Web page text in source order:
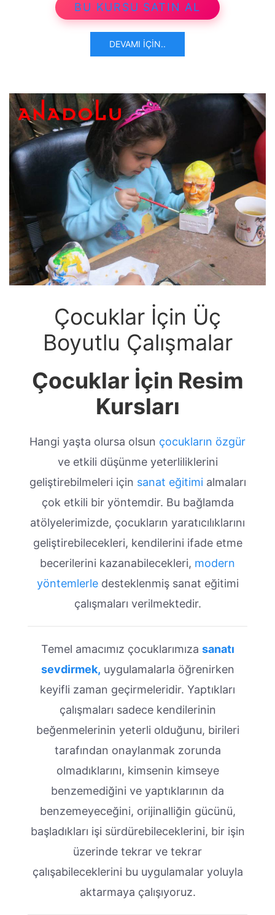
BU KURSU SATIN AL
DEVAMI İÇIN..
Çocuklar İçin Üç
Boyutlu Çalışmalar
Çocuklar İçin Resim
Kursları
Hangi yaşta olursa olsun çocukların özgür
ve etkili düşünme yeterliliklerini
geliştirebilmeleri için sanat eğitimialmaları
çok etkili bir yöntemdir. Bu bağlamda
atölyelerimizde, çocukların yaratıcılıklarını
geliştirebilecekleri, kendilerini ifade etme
becerilerini kazanabilecekleri, modern
yöntemlerledesteklenmiş sanat eğitimi
çalışmaları verilmektedir.
Temel amacımız çocuklarımıza sanatı
sevdirmek, uygulamalarla öğrenirken
keyifli zaman geçirmeleridir. Yaptıkları
çalışmaları sadece kendilerinin
beğenmelerinin yeterli olduğunu, birileri
tarafından onaylanmak zorunda
olmadıklarını, kimsenin kimseye
benzemediğini ve yaptıklarının da
benzemeyeceğini, orijinalliğin gücünü,
başladıkları işi sürdürebileceklerini, bir işin
üzerinde tekrar ve tekrar
çalışabileceklerini bu uygulamalar yoluyla
aktarmaya çalışıyoruz.